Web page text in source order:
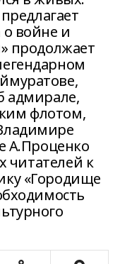
о войне и
продолжает
адмирале,
флотом,
А.Проценко
к
«Городище